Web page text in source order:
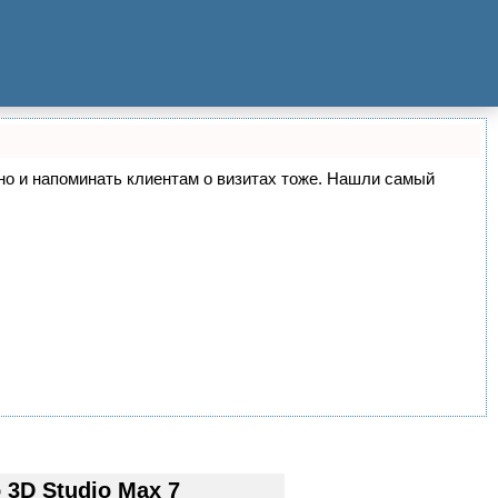
и напоминать клиентам о визитах тоже. Нашли самый
Studio Max 7